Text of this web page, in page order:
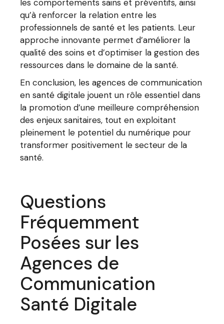
les comportements sains et préventifs, ainsi
qu’à renforcer la relation entre les
professionnels de santé et les patients. Leur
approche innovante permet d’améliorer la
qualité des soins et d’optimiser la gestion des
ressources dans le domaine de la santé.
En conclusion, les agences de communication
en santé digitale jouent un rôle essentiel dans
la promotion d’une meilleure compréhension
des enjeux sanitaires, tout en exploitant
pleinement le potentiel du numérique pour
transformer positivement le secteur de la
santé.
Questions
Fréquemment
Posées sur les
Agences de
Communication
Santé Digitale